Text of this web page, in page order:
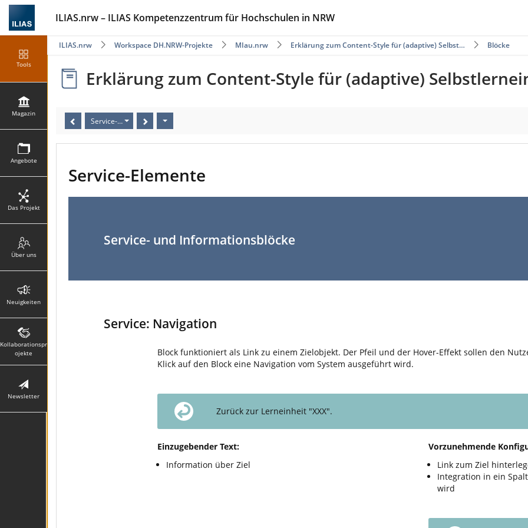
ILIAS.nrw – ILIAS Kompetenzzentrum für Hochschulen in NRW
Tools
Magazin
Angebote
Das Projekt
Über uns
Neuigkeiten
Kollaborationspr
ojekte
Newsletter
ILIAS.nrw Workspace DH.NRW-Projekte MIau.nrw Erklärung zum Content-Style für (adaptive) Selbst… Blöcke
Erklärung zum Content-Style für (adaptive)
Service-Elemente
Service-Elemente
Service- und Informationsblöcke
Service: Navigation
Block funktioniert als Link zu einem Zielobjekt. Der Pfeil und der Hover-Effekt sollen den
Klick auf den Block eine Navigation vom System ausgeführt wird.
Zurück zur Lerneinheit "XXX".
Einzugebender Text:
Information über Ziel
Vorzunehmende
Link zum Ziel
Integration in ein
wird